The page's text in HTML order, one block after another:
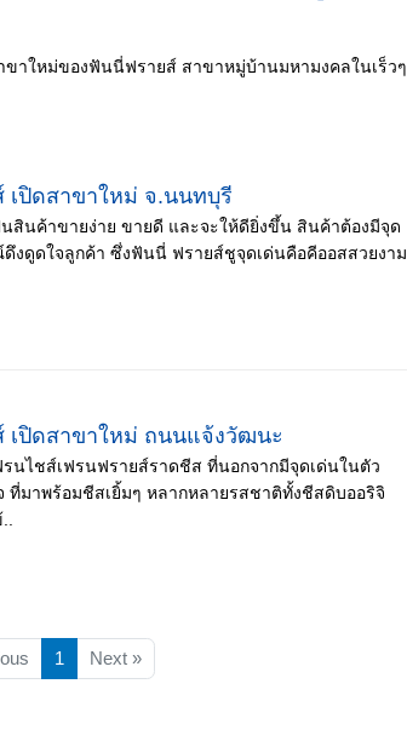
ขาใหม่ของฟันนี่ฟรายส์ สาขาหมู่บ้านมหามงคลในเร็วๆ
เปิดสาขาใหม่ จ.นนทบุรี
สินค้าขายง่าย ขายดี และจะให้ดียิ่งขึ้น สินค้าต้องมีจุด
ดึงดูดใจลูกค้า ซึ่งฟันนี่ ฟรายส์ชูจุดเด่นคือคีออสสวยงาม
เปิดสาขาใหม่ ถนนแจ้งวัฒนะ
นไชส์เฟรนฟรายส์ราดชีส ที่นอกจากมีจุดเด่นในตัว
ที่มาพร้อมชีสเยิ้มๆ หลากหลายรสชาติทั้งชีสดิบออริจิ
1 Next »